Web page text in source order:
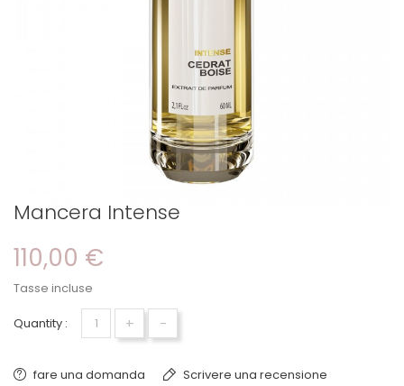
Mancera Intense
110,00 €
Tasse incluse
Quantity : + -
fare una domanda Scrivere una recensione